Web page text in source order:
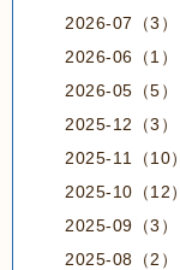
2026-07（3）
2026-06（1）
2026-05（5）
2025-12（3）
2025-11（10）
2025-10（12）
2025-09（3）
2025-08（2）